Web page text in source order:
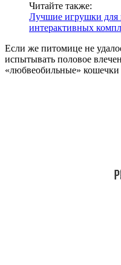
Читайте также:
Лучшие игрушки для
интерактивных
Если же питомице не
испытывать половое
«любвеобильные»